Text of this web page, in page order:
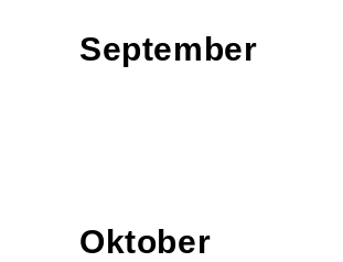
September
Oktober